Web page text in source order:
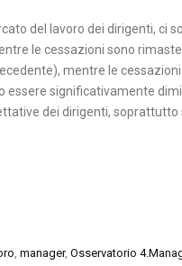
del lavoro dei dirigenti, ci
le cessazioni sono
mentre le
essere significativamente
dei dirigenti, soprattutto
manager, Osservatorio